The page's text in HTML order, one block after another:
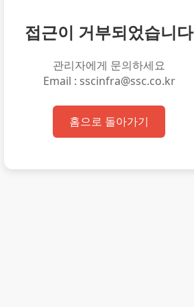
접근이 거부되었습니다
관리자에게 문의하세요
Email : sscinfra@ssc.co.kr
홈으로 돌아가기